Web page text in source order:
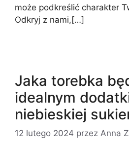
może podkreślić charakter
Odkryj z nami,[…]
Jaka torebka
idealnym
niebieskiej
12 lutego 2024 przez Anna